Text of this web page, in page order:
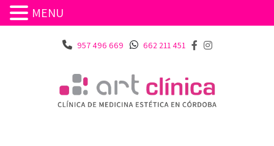
957 496 669 662 211 451
MENU